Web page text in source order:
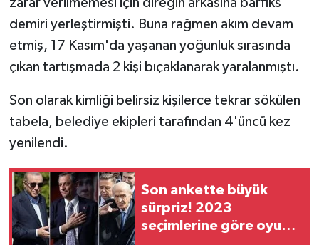
zarar verilmemesi için direğin arkasına barfiks
demiri yerleştirmişti. Buna rağmen akım devam
etmiş, 17 Kasım'da yaşanan yoğunluk sırasında
çıkan tartışmada 2 kişi bıçaklanarak yaralanmıştı.
Son olarak kimliği belirsiz kişilerce tekrar sökülen
tabela, belediye ekipleri tarafından 4'üncü kez
yenilendi.
Son ankette büyük
sürpriz! 2023
seçimlerine göre oyunu